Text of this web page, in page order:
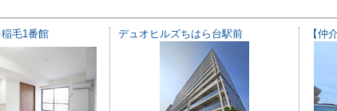
毛1番館 デュオヒルズちはら台駅前